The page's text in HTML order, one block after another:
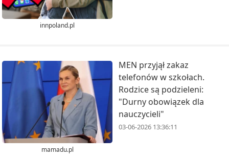
innpoland.pl
mamadu.pl
MEN przyjął zakaz
telefonów w szkołach.
Rodzice są podzieleni:
"Durny obowiązek dla
nauczycieli"
03-06-2026 13:36:11